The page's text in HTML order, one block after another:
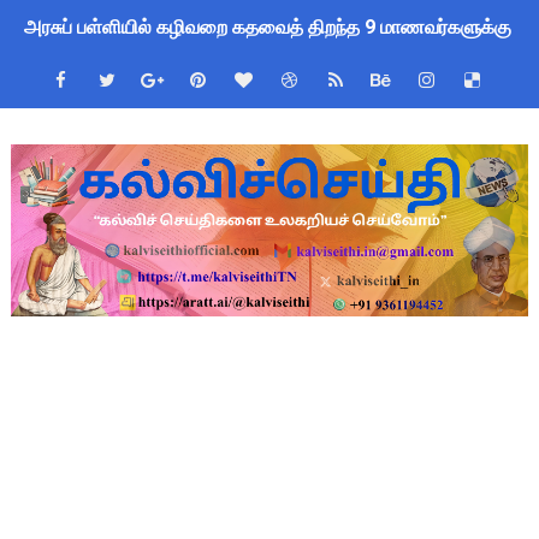
அரசுப் பள்ளியில் கழிவறை கதவைத் திறந்த 9 மாணவர்களுக்கு
புதிய முதன்மை கல்வி அலுவலர் (CEO) நியமனம்! பள்ளிக்
TN CPS Teachers News: மறுநியமனம் பெற்ற
TN Teachers Leave Rules: மருத்துவ விடுப்பு எடுக்கும்
Census 2027: ஆசிரியர்களுக்கு அரைநாள் OD அனுமதி - கரூர்